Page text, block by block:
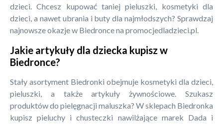
dzieci. Chcesz kupować taniej pieluszki, kosmetyki dla
dzieci, a nawet ubrania i buty dla najmłodszych? Sprawdzaj
najnowsze okazje w Biedronce na promocjedladzieci.pl.
Jakie artykuły dla dziecka kupisz w
Biedronce?
Stały asortyment Biedronki obejmuje kosmetyki dla dzieci,
pieluszki, a także artykuły żywnościowe. Szukasz
produktów do pielęgnacji maluszka? W sklepach Biedronka
kupisz pieluchy i chusteczki nawilżające marek Dada i